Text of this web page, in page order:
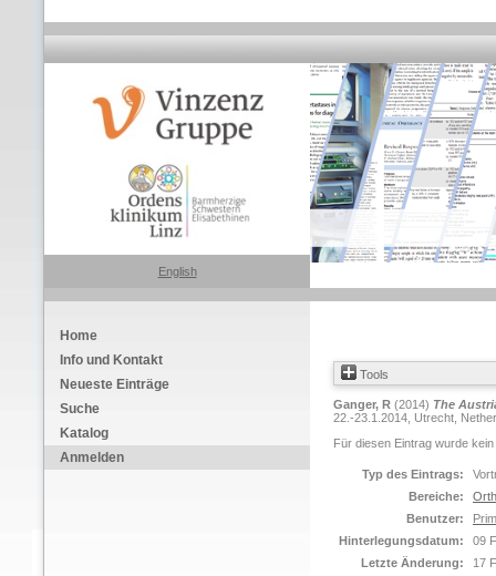
English
Home
Info und Kontakt
Neueste Einträge
Suche
Katalog
Anmelden
Tools
Ganger, R (2014) The
22.-23.1.2014, Utrecht,
Für diesen Eintrag wurde
Typ des Eintrags:
Bereiche:
Benutzer:
Hinterlegungsdatum:
09
Letzte Änderung:
17